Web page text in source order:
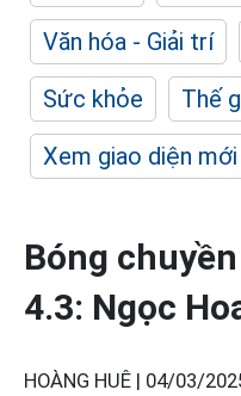
Văn hóa - Giải trí
Sức khỏe
Thế
Xem giao diện mới
Bóng
4.3: Ngọc
HOÀNG HUÊ | 04/03/